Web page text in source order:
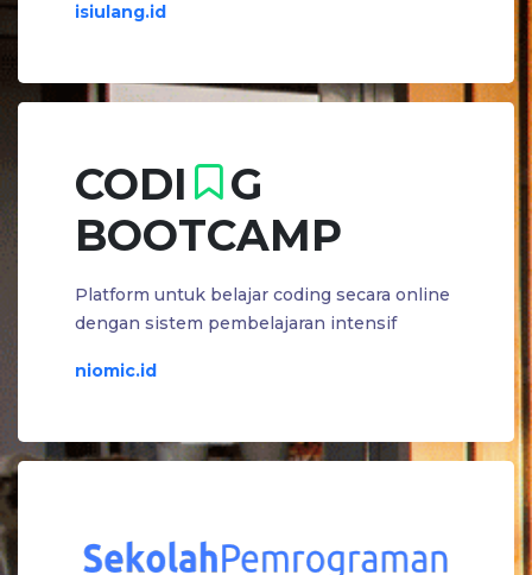
isiulang.id
CODI
G
BOOTCAMP
Platform untuk belajar coding secara online
dengan sistem pembelajaran intensif
niomic.id